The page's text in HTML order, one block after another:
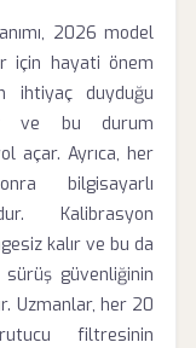
2026 model
için hayati önem
ihtiyaç duyduğu
ve bu durum
açar. Ayrıca, her
bilgisayarlı
Kalibrasyon
kalır ve bu da
güvenliğinin
Uzmanlar, her 20
filtresinin